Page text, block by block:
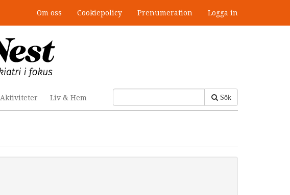
Om oss Cookiepolicy Prenumeration Logga in
Sök
Aktiviteter Liv & Hem